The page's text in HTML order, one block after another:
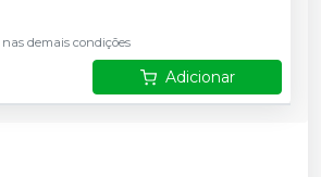
nas demais condições
Adicionar